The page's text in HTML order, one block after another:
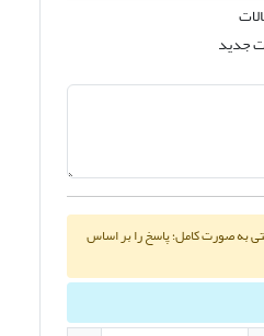
جدید
لطفا به جای وارد کردن کد امنیتی به صورت کامل؛ پاسخ را بر اساس